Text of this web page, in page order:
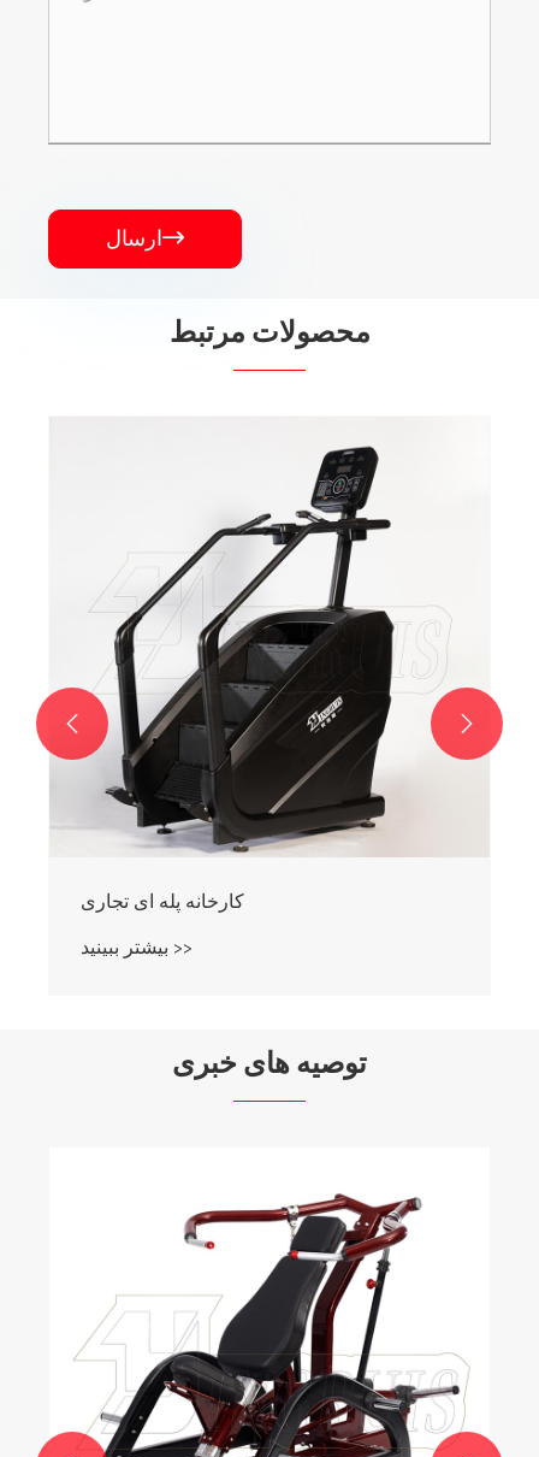
ارسال
محصولات مرتبط
 
توصیه های خبری
چرا یک دستگاه قدرتی با بشقاب برای باشگاه
ورزشی خود انتخاب کنید؟
بیشتر ببینید >>